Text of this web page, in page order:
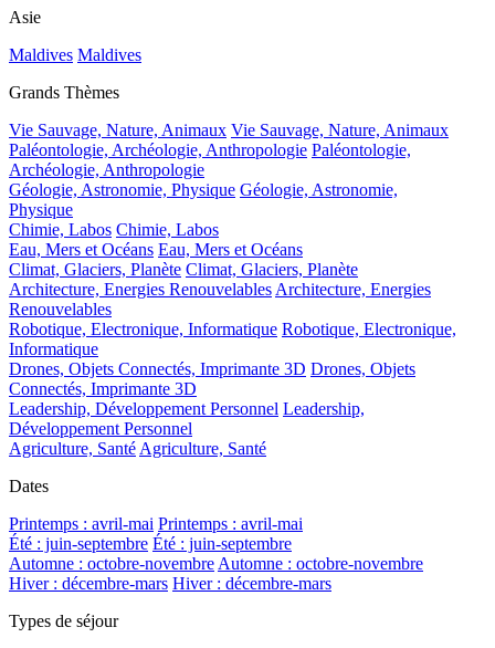
Asie
Maldives Maldives
Grands Thèmes
Vie Sauvage, Nature, Animaux Vie Sauvage, Nature, Animaux
Paléontologie, Archéologie, Anthropologie Paléontologie,
Archéologie, Anthropologie
Géologie, Astronomie, Physique Géologie, Astronomie,
Physique
Chimie, Labos Chimie, Labos
Eau, Mers et Océans Eau, Mers et Océans
Climat, Glaciers, Planète Climat, Glaciers, Planète
Architecture, Energies RenouvelablesArchitecture, Energies
Renouvelables
Robotique, Electronique, Informatique Robotique, Electronique,
Informatique
Drones, Objets Connectés, Imprimante 3D Drones, Objets
Connectés, Imprimante 3D
Leadership, Développement Personnel Leadership,
Développement Personnel
Agriculture, SantéAgriculture, Santé
Dates
Printemps : avril-mai Printemps : avril-mai
Été : juin-septembre Été : juin-septembre
Automne : octobre-novembreAutomne : octobre-novembre
Hiver : décembre-mars Hiver : décembre-mars
Types de séjour